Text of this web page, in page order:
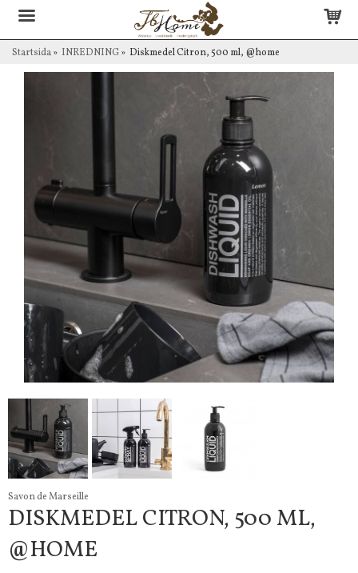
Startsida» INREDNING» Diskmedel Citron, 500 ml, @home
Savon de Marseille
DISKMEDEL CITRON, 500 ML,
@HOME